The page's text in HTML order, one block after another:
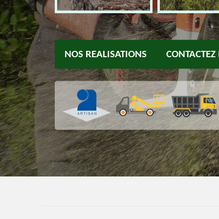
NOS REALISATIONS